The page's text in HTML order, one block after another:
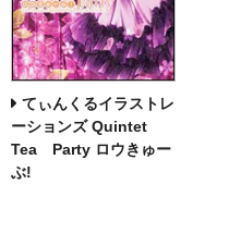
てぃんくるイラストレ
ーションズ Quintet
Tea Party ロウきゅー
ぶ!